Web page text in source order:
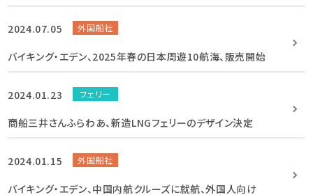
2024.07.05 外国船社
バイキング・エデン、2025年春の日本周遊10航海、販売開始
2024.01.23 フェリー
商船三井さんふらわあ、新造LNGフェリーのデザイン決定
2024.01.15 外国船社
バイキング・エデン、中国内航クルーズに就航、外国人向け